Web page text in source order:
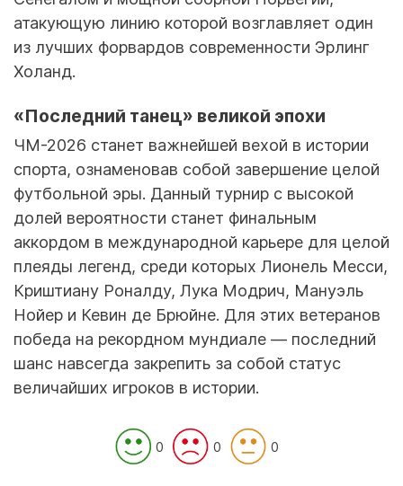
атакующую линию которой возглавляет один
из лучших форвардов современности Эрлинг
Холанд.
«Последний танец» великой эпохи
ЧМ-2026 станет важнейшей вехой в истории
спорта, ознаменовав собой завершение целой
футбольной эры. Данный турнир с высокой
долей вероятности станет финальным
аккордом в международной карьере для целой
плеяды легенд, среди которых Лионель Месси,
Криштиану Роналду, Лука Модрич, Мануэль
Нойер и Кевин де Брюйне. Для этих ветеранов
победа на рекордном мундиале — последний
шанс навсегда закрепить за собой статус
величайших игроков в истории.
0 0 0